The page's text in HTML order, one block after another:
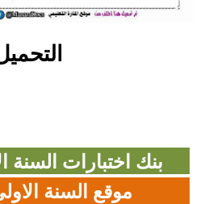
بنك اختبارات
موقع السنة